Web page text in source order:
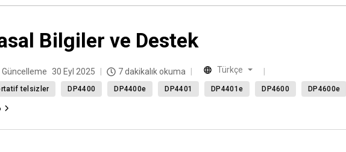
Bilgiler ve Destek
Güncelleme 30 Eyl 2025 7 dakikalık okuma Türkçe
telsizler DP4400 DP4400e DP4401 DP4401e DP4600 DP4600e